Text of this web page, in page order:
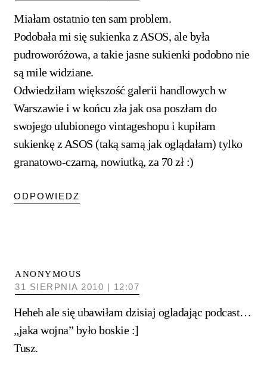
Miałam ostatnio ten sam problem.
Podobała mi się sukienka z ASOS, ale była
pudroworóżowa, a takie jasne sukienki podobno nie
są mile widziane.
Odwiedziłam większość galerii handlowych w
Warszawie i w końcu zła jak osa poszłam do
swojego ulubionego vintageshopu i kupiłam
sukienkę z ASOS (taką samą jak oglądałam) tylko
granatowo-czarną, nowiutką, za 70 zł :)
ODPOWIEDZ
ANONYMOUS
31 SIERPNIA 2010 | 12:07
Heheh ale się ubawiłam dzisiaj ogladając podcast…
„jaka wojna” było boskie :]
Tusz.